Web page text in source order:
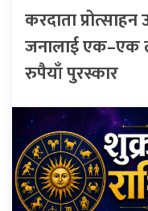
करदाता
जनालाई एक–एक
रुपैयाँ पुरस्कार